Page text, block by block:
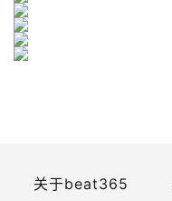
关于beat365